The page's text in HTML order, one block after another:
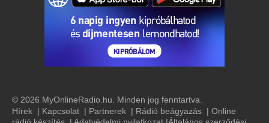
© 2026 MyOnlineRadio.hu. Minden jog fenntartva.
Hírek | Kapcsolat | Partnerek | Rádió beágyazás | Online